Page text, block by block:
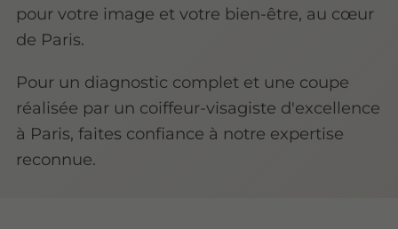
pour votre image et votre bien-être, au cœur
de Paris.
Pour un diagnostic complet et une coupe
réalisée par un coiffeur-visagiste d'excellence
à Paris, faites confiance à notre expertise
reconnue.